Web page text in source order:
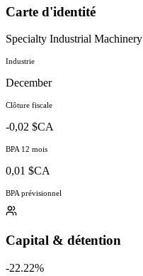
Carte d'identité
Specialty Industrial Machinery
Industrie
December
Clôture fiscale
-0,02 $CA
BPA 12 mois
0,01 $CA
BPA prévisionnel
Capital & détention
-22.22%